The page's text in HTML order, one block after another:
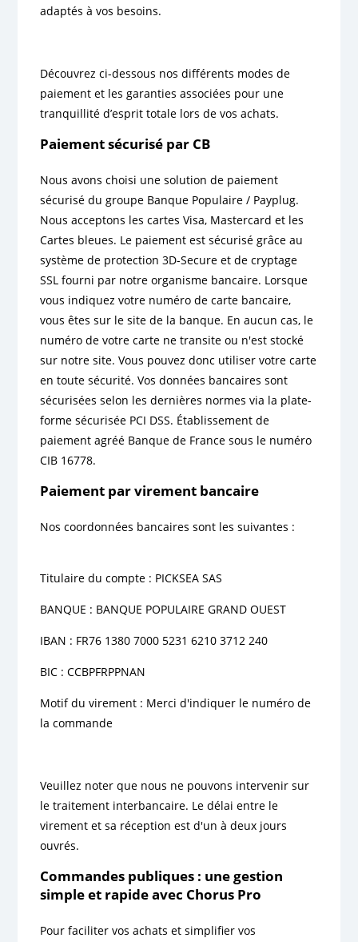
adaptés à vos besoins.
Découvrez ci-dessous nos différents modes de
paiement et les garanties associées pour une
tranquillité d’esprit totale lors de vos achats.
Paiement sécurisé par CB
Nous avons choisi une solution de paiement
sécurisé du groupe Banque Populaire / Payplug.
Nous acceptons les cartes Visa, Mastercard et les
Cartes bleues. Le paiement est sécurisé grâce au
système de protection 3D-Secure et de cryptage
SSL fourni par notre organisme bancaire. Lorsque
vous indiquez votre numéro de carte bancaire,
vous êtes sur le site de la banque. En aucun cas, le
numéro de votre carte ne transite ou n'est stocké
sur notre site. Vous pouvez donc utiliser votre carte
en toute sécurité. Vos données bancaires sont
sécurisées selon les dernières normes via la plate-
forme sécurisée PCI DSS. Établissement de
paiement agréé Banque de France sous le numéro
CIB 16778.
Paiement par virement bancaire
Nos coordonnées bancaires sont les suivantes :
Titulaire du compte : PICKSEA SAS
BANQUE : BANQUE POPULAIRE GRAND OUEST
IBAN : FR76 1380 7000 5231 6210 3712 240
BIC : CCBPFRPPNAN
Motif du virement : Merci d'indiquer le numéro de
la commande
Veuillez noter que nous ne pouvons intervenir sur
le traitement interbancaire. Le délai entre le
virement et sa réception est d'un à deux jours
ouvrés.
Commandes publiques : une gestion
simple et rapide avec Chorus Pro
Pour faciliter vos achats et simplifier vos